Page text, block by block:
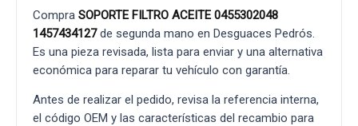
Compra SOPORTE FILTRO ACEITE 0455302048
1457434127de segunda mano en Desguaces Pedrós.
Es una pieza revisada, lista para enviar y una alternativa
económica para reparar tu vehículo con garantía.
Antes de realizar el pedido, revisa la referencia interna,
el código OEM y las características del recambio para